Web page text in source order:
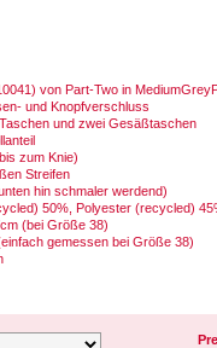
von Part-Two in
und Knopfverschluss
und zwei Gesäßtaschen
zum Knie)
Streifen
hin schmaler werdend)
50%, Polyester (recycled)
(bei Größe 38)
gemessen bei Größe 38)